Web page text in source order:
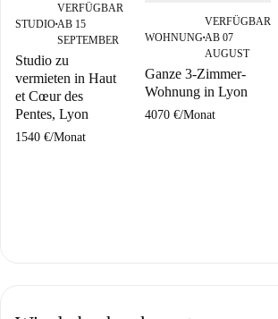
STUDIO■
VERFÜGBAR
AB 15
SEPTEMBER
Studio zu
vermieten in Haut
et Cœur des
Pentes, Lyon
1540 €/Monat
WOHNUNG■
VERFÜGBAR
AB 07
AUGUST
Ganze 3-Zimmer-
Wohnung in Lyon
4070 €/Monat